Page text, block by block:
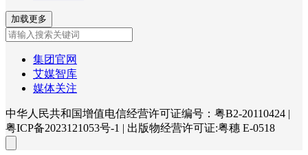
加载更多
集团官网
艾媒智库
媒体关注
中华人民共和国增值电信经营许可证编号：粤B2-20110424 |
粤ICP备2023121053号-1 | 出版物经营许可证:粤穗 E-0518